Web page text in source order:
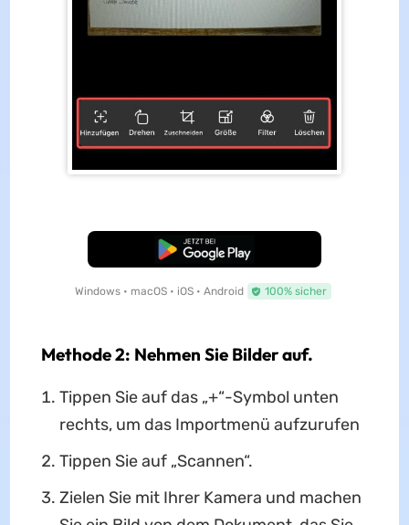
Kostenloser Download
Windows • macOS • iOS • Android 100% sicher
Methode 2: Nehmen Sie Bilder auf.
Tippen Sie auf das „+“-Symbol unten
rechts, um das Importmenü aufzurufen
Tippen Sie auf „Scannen“.
Zielen Sie mit Ihrer Kamera und machen